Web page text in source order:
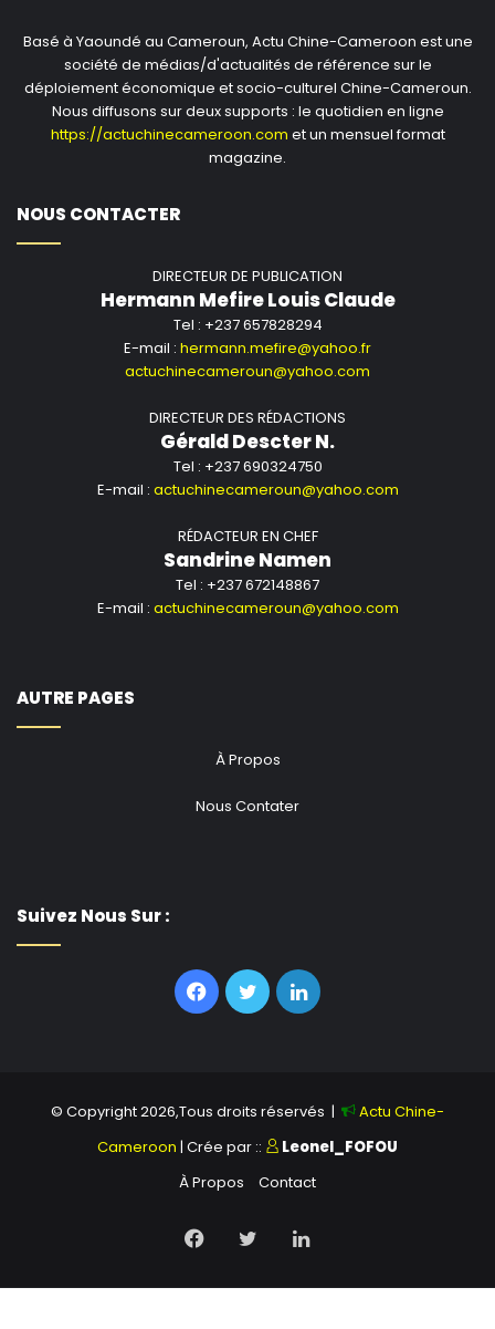
Basé à Yaoundé au Cameroun, Actu Chine-Cameroon est une
société de médias/d'actualités de référence sur le
déploiement économique et socio-culturel Chine-Cameroun.
Nous diffusons sur deux supports : le quotidien en ligne
https://actuchinecameroon.com et un mensuel format
magazine.
NOUS CONTACTER
DIRECTEUR DE PUBLICATION
Hermann Mefire Louis Claude
Tel : +237 657828294
E-mail : hermann.mefire@yahoo.fr
actuchinecameroun@yahoo.com
DIRECTEUR DES RÉDACTIONS
Gérald Descter N.
Tel : +237 690324750
E-mail : actuchinecameroun@yahoo.com
RÉDACTEUR EN CHEF
Sandrine Namen
Tel : +237 672148867
E-mail : actuchinecameroun@yahoo.com
AUTRE PAGES
À Propos
Nous Contater
Suivez Nous Sur :
Facebook
TwitterLinkedin
© Copyright 2026,Tous droits réservés |
Actu Chine-
Cameroon | Crée par ::
Leonel_FOFOU
À Propos
Contact
Facebook
TwitterLinkedin